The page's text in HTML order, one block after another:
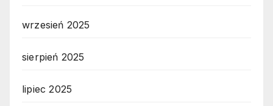
wrzesień 2025
sierpień 2025
lipiec 2025